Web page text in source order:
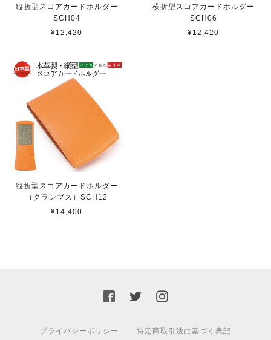
縦折型スコアカードホルダー
SCH04
¥12,420
横折型スコアカードホルダー
SCH06
¥12,420
縦折型スコアカードホルダー
（クランブス）SCH12
¥14,400
プライバシーポリシー 特定商取引法に基づく表記